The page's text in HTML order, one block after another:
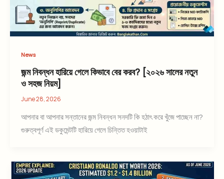
News
জন্ম নিবন্ধন হারিয়ে গেলে কিভাবে বের করব? [২০২৬ সালের নতুন
ও সহজ নিয়ম]
June 28, 2026
আপনার বা আপনার সন্তানের জন্ম নিবন্ধন সনদটি কি হঠাৎ করে খুঁজে পাচ্ছেন না?
গুরুত্বপূর্ণ এই ডকুমেন্টটি হারিয়ে গেলে চিন্তিত হওয়াটাই